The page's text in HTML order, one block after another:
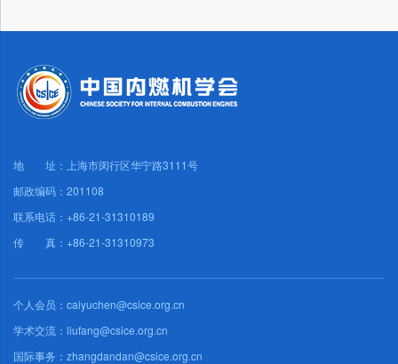
地 址：上海市闵行区华宁路3111号
邮政编码：201108
联系电话：+86-21-31310189
传 真：+86-21-31310973
个人会员：caiyuchen@csice.org.cn
学术交流：liufang@csice.org.cn
国际事务：zhangdandan@csice.org.cn